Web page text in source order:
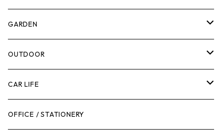
計測機器
腰袋・ツールホルスター
工具箱
作業台
5ガロンバケツ
キッチン
日用品
ボディケア
GARDEN
剪定ばさみ
ガーデンツール
ガーデンチェア
OUTDOOR
スツール
バンジーバンド
CAR LIFE
メンテナンスグッズ
OFFICE / STATIONERY